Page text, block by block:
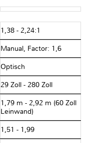
1,38 - 2,24:1
Manual, Factor: 1,6
Optisch
29 Zoll - 280 Zoll
1,79 m - 2,92 m (60 Zoll
Leinwand)
1,51 - 1,99